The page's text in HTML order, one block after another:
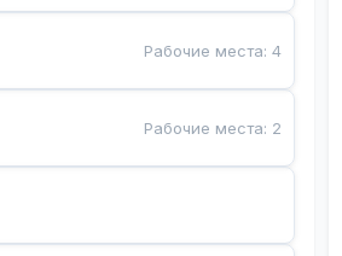
Рабочие места:4
Рабочие места: 2